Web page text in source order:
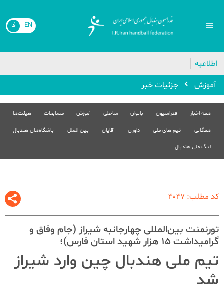
EN فا
اطلاعیه
🔴
آموزش
جزئیات خبر
همه اخبار فدراسیون بانوان ساحلی آموزش مسابقات هیئت‌ها
همگانی تیم های ملی داوری آقایان بین الملل باشگاه‌های هندبال
لیگ ملی هندبال
کد مطلب: 4047
تورنمنت بین‌المللی چهارجانبه شیراز (جام وفاق و
گرامیداشت 15 هزار شهید استان فارس)؛
تیم ملی هندبال چین وارد شیراز
شد